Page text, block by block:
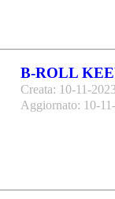
B-ROLL
Creata: 10-11-
Aggiornato: 10-